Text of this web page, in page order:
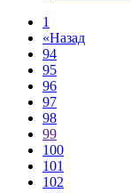
1
«Назад
94
95
96
97
98
99
100
101
102